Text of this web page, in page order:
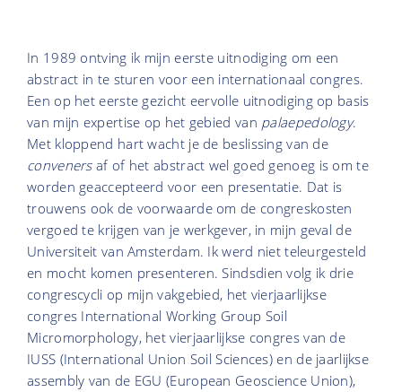
In 1989 ontving ik mijn eerste uitnodiging om een
abstract in te sturen voor een internationaal congres.
Een op het eerste gezicht eervolle uitnodiging op basis
van mijn expertise op het gebied van palaepedology.
Met kloppend hart wacht je de beslissing van de
conveners af of het abstract wel goed genoeg is om te
worden geaccepteerd voor een presentatie. Dat is
trouwens ook de voorwaarde om de congreskosten
vergoed te krijgen van je werkgever, in mijn geval de
Universiteit van Amsterdam. Ik werd niet teleurgesteld
en mocht komen presenteren. Sindsdien volg ik drie
congrescycli op mijn vakgebied, het vierjaarlijkse
congres International Working Group Soil
Micromorphology, het vierjaarlijkse congres van de
IUSS (International Union Soil Sciences) en de jaarlijkse
assembly van de EGU (European Geoscience Union),